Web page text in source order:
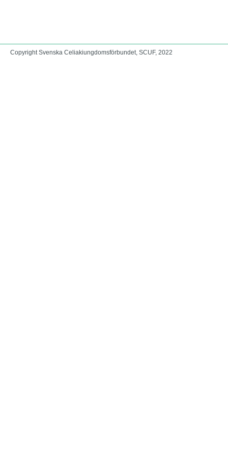
Copyright Svenska Celiakiungdomsförbundet, SCUF, 2022